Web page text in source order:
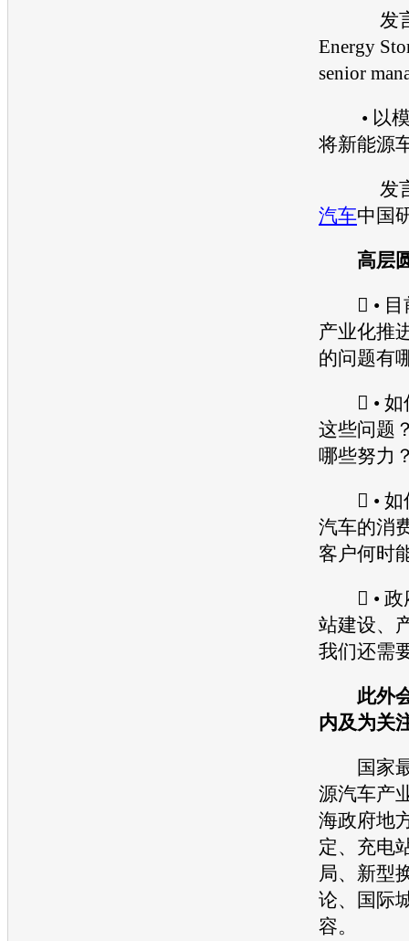
发言
Energy
senior
• 以模
将新能源
发言
汽车中国
高层圆
 • 目
产业化推
的问题有
 • 如
这些问题
哪些努力
 • 如
汽车的消
客户何时
 • 政
站建设、
我们还需
此外会
内及为关
国家最
源汽车产
海政府地
定、充电
局、新型
论、国际
容。